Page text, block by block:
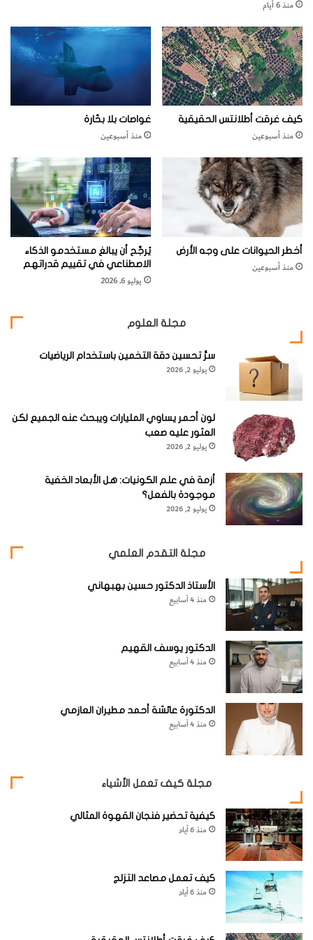
ل
ك
و
ك
ب
ا
ل
أ
ح
م
ر
منذ 6 أيام
كيف غرقت أطلانتس الحقيقية
منذ أسبوعين
غواصات بلا بحّارة
منذ أسبوعين
أخطر الحيوانات على وجه الأرض
منذ أسبوعين
يُرجَّح أن يبالغ مستخدمو الذكاء
الاصطناعي في تقييم قدراتهم
يوليو 6, 2026
مجلة العلوم
سرُّ تحسين دقة التخمين باستخدام الرياضيات
يوليو 2, 2026
لون أحمر يساوي المليارات ويبحث عنه الجميع لكن
العثور عليه صعب
يوليو 2, 2026
أزمة في علم الكونيات: هل الأبعاد الخفية
موجودة بالفعل؟
يوليو 2, 2026
مجلة التقدم العلمي
الأستاذ الدكتور حسين بهبهاني
منذ 4 أسابيع
الدكتور يوسف القهيم
منذ 4 أسابيع
الدكتورة عائشة أحمد مطيران العازمي
منذ 4 أسابيع
مجلة كيف تعمل الأشياء
كيفية تحضير فنجان القهوة المثالي
منذ 6 أيام
كيف تعمل مصاعد التزلج
منذ 6 أيام